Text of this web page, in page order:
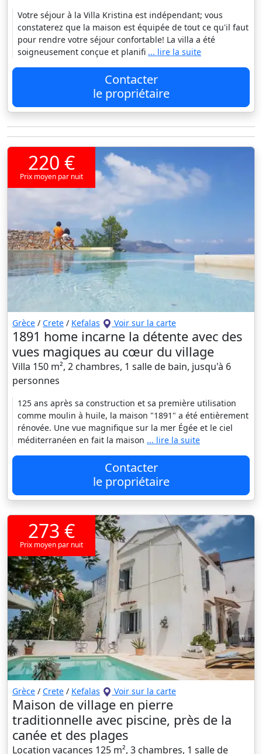
Votre séjour à la Villa Kristina est indépendant; vous
constaterez que la maison est équipée de tout ce qu'il faut
pour rendre votre séjour confortable! La villa a été
soigneusement conçue et planifi ... lire la suite
Contacter
le propriétaire
220 €
Prix moyen par nuit
Grèce / Crete / Kefalas Voir sur la carte
1891 home incarne la détente avec des
vues magiques au cœur du village
Villa 150 m², 2 chambres, 1 salle de bain, jusqu'à 6
personnes
125 ans après sa construction et sa première utilisation
comme moulin à huile, la maison "1891" a été entièrement
rénovée. Une vue magnifique sur la mer Égée et le ciel
méditerranéen en fait la maison ... lire la suite
Contacter
le propriétaire
273 €
Prix moyen par nuit
Grèce / Crete / Kefalas Voir sur la carte
Maison de village en pierre
traditionnelle avec piscine, près de la
canée et des plages
Location vacances 125 m², 3 chambres, 1 salle de